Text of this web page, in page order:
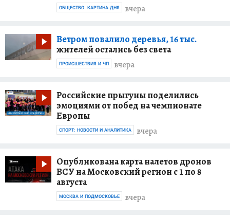
вчера
ОБЩЕСТВО: КАРТИНА ДНЯ
Ветром повалило деревья, 16 тыс.
жителей остались без света
вчера
ПРОИСШЕСТВИЯ И ЧП
Российские прыгуны поделились
эмоциями от побед на чемпионате
Европы
вчера
СПОРТ: НОВОСТИ И АНАЛИТИКА
Опубликована карта налетов дронов
ВСУ на Московский регион с 1 по 8
августа
вчера
МОСКВА И ПОДМОСКОВЬЕ